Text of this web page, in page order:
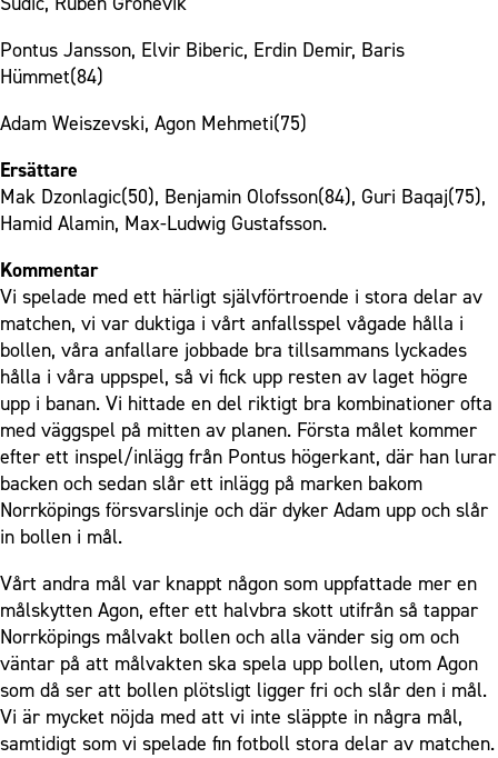
F17
Malmö Trophy
Julshow
Vanliga frågor om 1910 Event
Laget för alla
Nattfotboll
Himmelsblå Tillsammans
Karriärakademin
Skolakademier
Fonder
Press och media
Historik – herrlaget
Historik – damlaget
Närstående organisationer
Policydokument
Personuppgiftspolicy
Pontus Jansson, Elvir Biberic, Erdin Demir, Baris
Hümmet(84)
Adam Weiszevski, Agon Mehmeti(75)
Ersättare
Mak Dzonlagic(50), Benjamin Olofsson(84), Guri Baqaj(75),
Hamid Alamin, Max-Ludwig Gustafsson.
Kommentar
Vi spelade med ett härligt självförtroende i stora delar av
matchen, vi var duktiga i vårt anfallsspel vågade hålla i
bollen, våra anfallare jobbade bra tillsammans lyckades
hålla i våra uppspel, så vi fick upp resten av laget högre
upp i banan. Vi hittade en del riktigt bra kombinationer ofta
med väggspel på mitten av planen. Första målet kommer
efter ett inspel/inlägg från Pontus högerkant, där han lurar
backen och sedan slår ett inlägg på marken bakom
Norrköpings försvarslinje och där dyker Adam upp och slår
in bollen i mål.
Vårt andra mål var knappt någon som uppfattade mer en
målskytten Agon, efter ett halvbra skott utifrån så tappar
Norrköpings målvakt bollen och alla vänder sig om och
väntar på att målvakten ska spela upp bollen, utom Agon
som då ser att bollen plötsligt ligger fri och slår den i mål.
Vi är mycket nöjda med att vi inte släppte in några mål,
samtidigt som vi spelade fin fotboll stora delar av matchen.